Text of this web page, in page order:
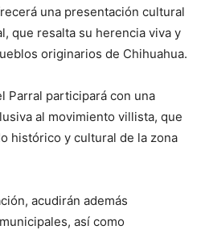
una presentación cultural
que resalta su herencia viva y
originarios de Chihuahua.
Parral participará con una
al movimiento villista, que
histórico y cultural de la zona
acudirán además
así como